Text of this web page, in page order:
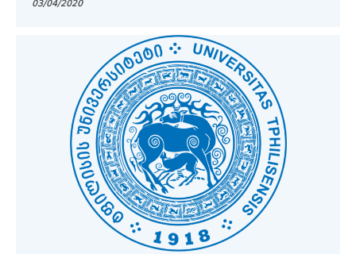
03/04/2020